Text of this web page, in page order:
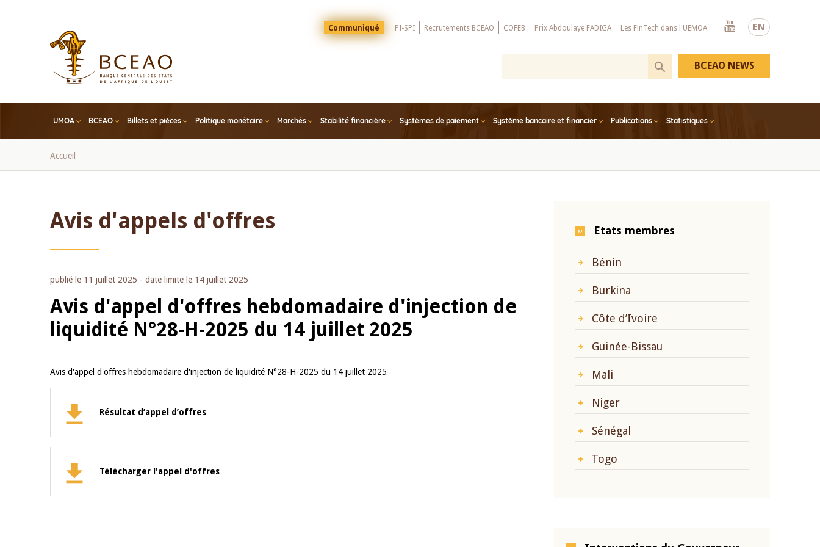
EN
Menu
Top
Communiqué PI-SPI Recrutements BCEAO COFEB Prix Abdoulaye FADIGA Les FinTech dans l'UEMOA
Youtube
UMOA BCEAO Billets et pièces Politique monétaire Marchés Stabilité financière Systèmes de paiement Système bancaire et financier Publications Statistiques
BCEAO NEWS
Fil
Accueil
Avis d'appels d'offres
publié le 11 juillet 2025 - date limite le 14 juillet 2025
Avis d'appel d'offres hebdomadaire d'injection de
liquidité N°28-H-2025 du 14 juillet 2025
Avis d'appel d'offres hebdomadaire d'injection de liquidité N°28-H-2025 du 14 juillet 2025
Résultat d’appel d’offres
Télécharger l'appel d'offres
Etats membres
Bénin
Burkina
Côte d’Ivoire
Guinée-Bissau
Mali
Niger
Sénégal
Togo